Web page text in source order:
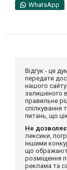
WhatsApp
Відгук - це
передати
нашого
залишеного
правильне
спілкування
питань, що
Не
лексики,
іншими
що ображають
розміщення
реклама та